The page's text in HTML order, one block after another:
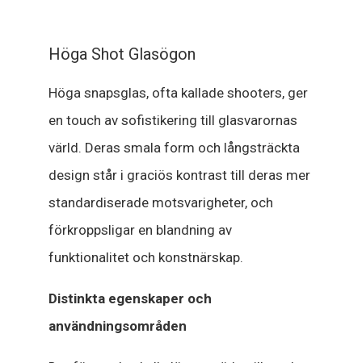
Höga Shot Glasögon
Höga snapsglas, ofta kallade shooters, ger
en touch av sofistikering till glasvarornas
värld. Deras smala form och långsträckta
design står i graciös kontrast till deras mer
standardiserade motsvarigheter, och
förkroppsligar en blandning av
funktionalitet och konstnärskap.
Distinkta egenskaper och
användningsområden